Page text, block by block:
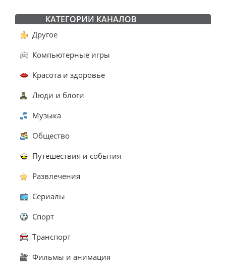
КАТЕГОРИИ КАНАЛОВ
Другое
Компьютерные игры
Красота и здоровье
Люди и блоги
Музыка
Общество
Путешествия и события
Развлечения
Сериалы
Спорт
Транспорт
Фильмы и анимация